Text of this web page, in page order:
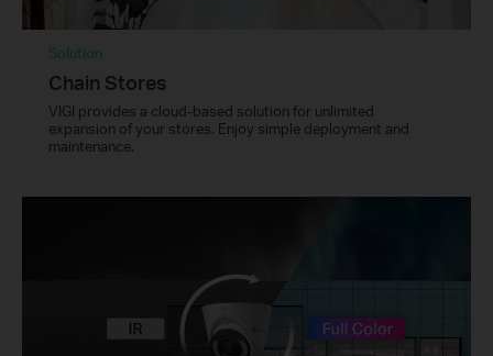
Solution
Chain Stores
VIGI provides a cloud-based solution for unlimited
expansion of your stores. Enjoy simple deployment and
maintenance.